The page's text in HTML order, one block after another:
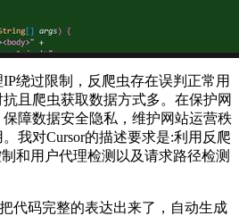
过限制，反爬虫存在误判正常用
且爬虫获取数据方式多。在保护网
障数据安全隐私，维护网站运营秩
我对Cursor的描述要求是:利用反爬
和用户代理检测以及请求路径检测
码完整的表达出来了，自动生成